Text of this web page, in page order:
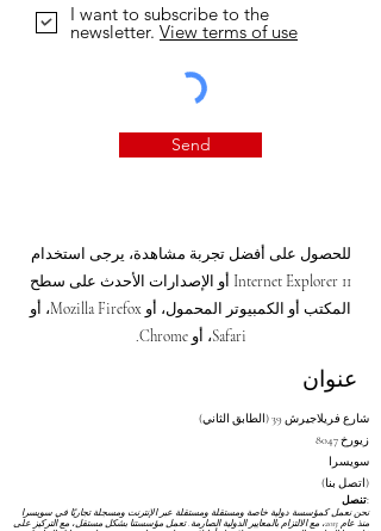
I want to subscribe to the
newsletter. View terms of use
Send
للحصول على أفضل تجربة مشاهدة، يرجى استخدام
Internet Explorer 11 أو الإصدارات الأحدث على سطح
المكتب أو الكمبيوتر المحمول، أو Mozilla Firefox، أو
Safari، أو Chrome.
عنوان
شارع فريلاجيرش 39 (الطابق الثاني)
8047 زيورخ
سويسرا
(اتصل بنا)
تنصل:
نحن نعمل كمؤسسة دولية خاصة ومستقلة ومستقلة عبر الإنترنت ومسجلة تجاريًا في سويسرا
منذ عام 2013، مع الالتزام بالمعايير الدولية الصارمة. تعمل مؤسستنا بشكل مستقل، مع التركيز على